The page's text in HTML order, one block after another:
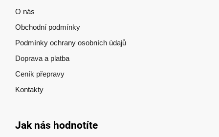
O nás
Obchodní podmínky
Podmínky ochrany osobních údajů
Doprava a platba
Ceník přepravy
Kontakty
Jak nás hodnotíte